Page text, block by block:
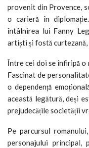
provenit din Provence,
o carieră în
întâlnirea lui Fanny
artiști și fostă curtezană,
Între cei doi se înfiripă o
Fascinat de
o dependență
această legătură, deși
prejudecățile societății
Pe parcursul
personajului